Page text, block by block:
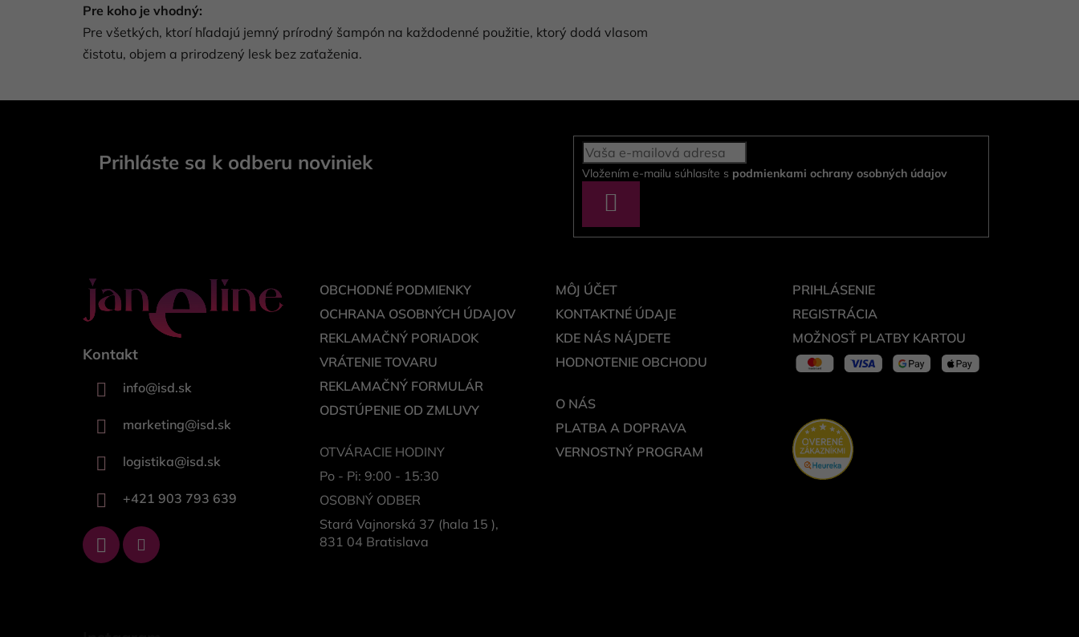
Pre koho je vhodný:
Pre všetkých, ktorí hľadajú jemný prírodný šampón na každodenné použitie, ktorý dodá vlasom
čistotu, objem a prirodzený lesk bez zaťaženia.
Prihláste sa k odberu noviniek Vložením e-mailu súhlasíte s podmienkami ochrany osobných údajov
SA
Kontakt
info@isd.sk
marketing@isd.sk
logistika@isd.sk
+421 903 793 639
OBCHODNÉ PODMIENKY
OCHRANA OSOBNÝCH ÚDAJOV
REKLAMAČNÝ PORIADOK
VRÁTENIE TOVARU
REKLAMAČNÝ FORMULÁR
ODSTÚPENIE OD ZMLUVY
OTVÁRACIE HODINY
Po - Pi: 9:00 - 15:30
OSOBNÝ ODBER
Stará Vajnorská 37 (hala 15 ),
831 04 Bratislava
MÔJ ÚČET
KONTAKTNÉ ÚDAJE
KDE NÁS NÁJDETE
HODNOTENIE OBCHODU
O NÁS
PLATBA A DOPRAVA
VERNOSTNÝ PROGRAM
PRIHLÁSENIE
REGISTRÁCIA
MOŽNOSŤ PLATBY KARTOU